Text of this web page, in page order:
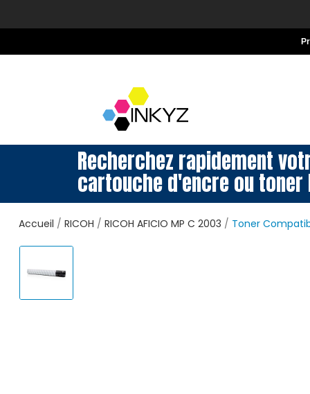
Recherchez rapidement
cartouche d'encre ou toner
Accueil RICOH RICOH AFICIO MP C 2003 Toner